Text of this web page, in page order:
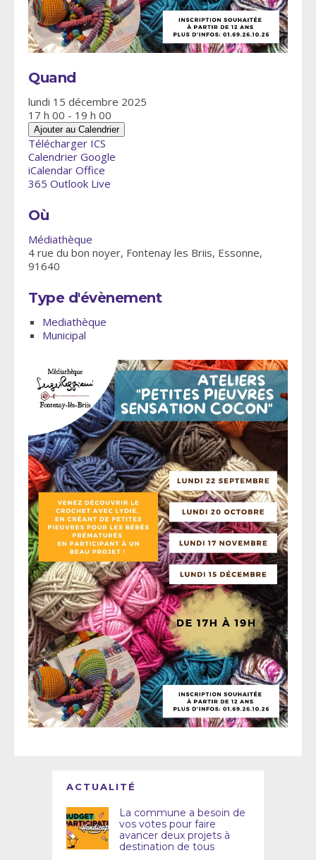
Quand
lundi 15 décembre 2025
17 h 00 - 19 h 00
Ajouter au Calendrier
Télécharger ICS
Calendrier Google
iCalendar Office
365 Outlook Live
Où
Médiathèque
4 rue du bon noyer, Fontenay les Briis, Essonne,
91640
Type d'évènement
Mediathèque
Municipal
ACTUALITÉ
La commune a besoin de
vos votes pour faire
avancer deux projets à
destination de tous